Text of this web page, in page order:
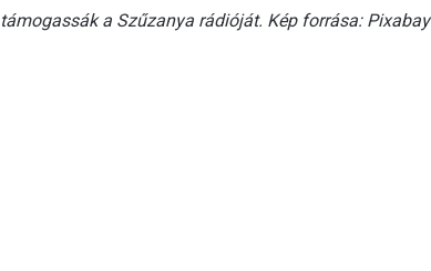
a Szűzanya rádióját. Kép forrása: Pixabay